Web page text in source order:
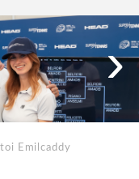
›
Emilcaddy